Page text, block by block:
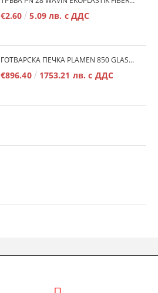
€2.60 5.09 лв. с ДДС
ГОТВАРСКА ПЕЧКА PLAMEN 850 GLAS 11KW
€896.40 1753.21 лв. с ДДС